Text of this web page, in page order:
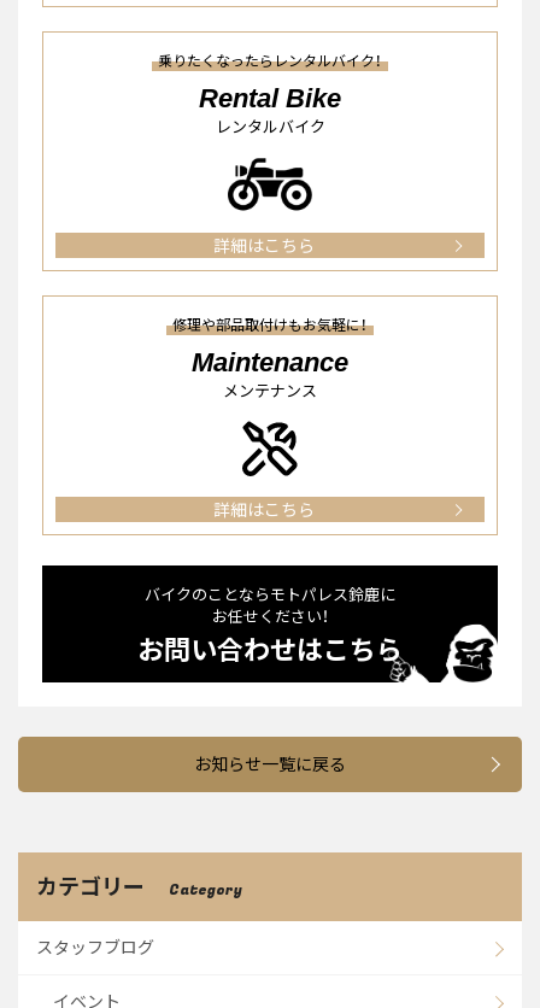
乗りたくなったらレンタルバイク！
Rental Bike
レンタルバイク
詳細はこちら
修理や部品取付けもお気軽に！
Maintenance
メンテナンス
詳細はこちら
バイクのことならモトパレス鈴⿅に
お任せください！
お問い合わせはこちら
お知らせ一覧に戻る
カテゴリー Category
スタッフブログ
イベント